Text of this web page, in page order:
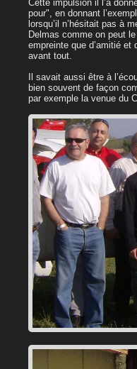
Cette impulsion il l’a
pour", en donnant
lorsqu’il n’hésitait pas à
Delmas comme on peut
empreinte que d’amitié et
avant tout.
Il savait aussi être à
bien souvent de façon
par exemple la venue du